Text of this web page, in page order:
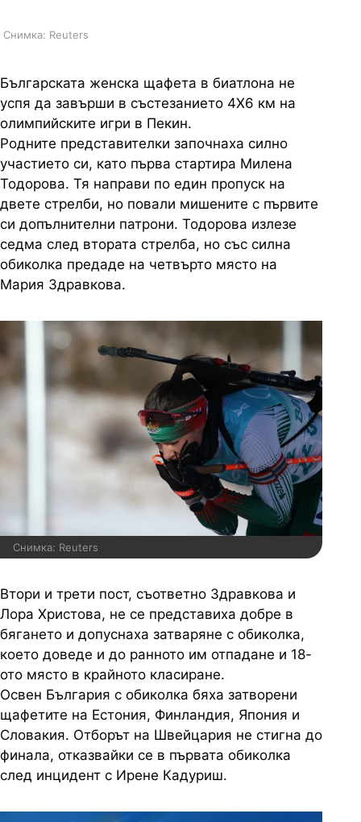
Снимка: Reuters
Българската женска щафета в биатлона не
успя да завърши в състезанието 4Х6 км на
олимпийските игри в Пекин.
Родните представителки започнаха силно
участието си, като първа стартира Милена
Тодорова. Тя направи по един пропуск на
двете стрелби, но повали мишените с първите
си допълнителни патрони. Тодорова излезе
седма след втората стрелба, но със силна
обиколка предаде на четвърто място на
Мария Здравкова.
Снимка: Reuters
Втори и трети пост, съответно Здравкова и
Лора Христова, не се представиха добре в
бягането и допуснаха затваряне с обиколка,
което доведе и до ранното им отпадане и 18-
ото място в крайното класиране.
Освен България с обиколка бяха затворени
щафетите на Естония, Финландия, Япония и
Словакия. Отборът на Швейцария не стигна до
финала, отказвайки се в първата обиколка
след инцидент с Ирене Кадуриш.